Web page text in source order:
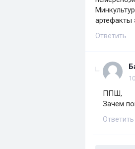
артефакты
Ответить
ППШ,
Зачем
Ответить